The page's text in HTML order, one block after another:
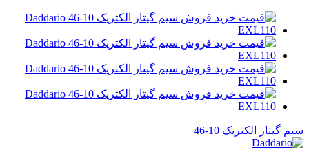
سیم گیتار الکتریک 10-46